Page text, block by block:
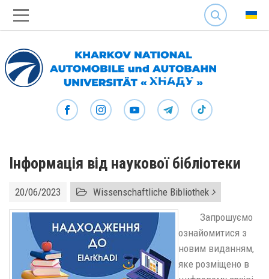
SEARCH
Інформація від наукової бібліотеки
20/06/2023 Wissenschaftliche Bibliothek
Запрошуємо
ознайомитися з
новим виданням,
яке розміщено в